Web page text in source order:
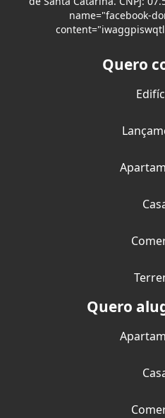
name="facebook-
Quero
Quero